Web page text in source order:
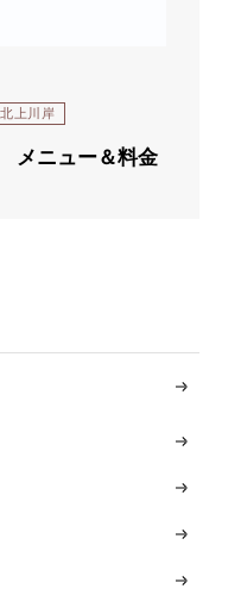
ース
上川岸
メニュー＆料金